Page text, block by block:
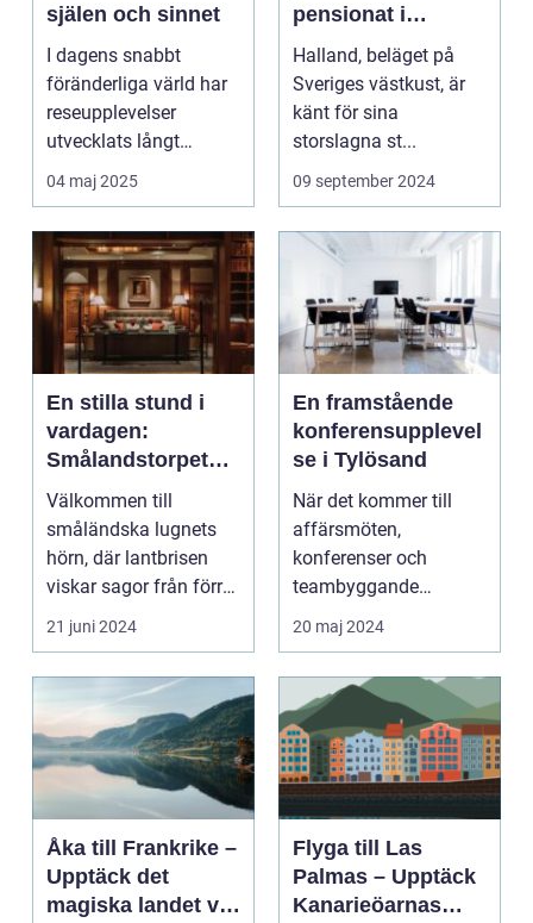
själen och sinnet
I dagens snabbt
föränderliga värld har
reseupplevelser
utvecklats långt
bortom ...
04 maj 2025
pensionat i
Halland
Halland, beläget på
Sveriges västkust, är
känt för sina
storslagna st...
09 september 2024
En stilla stund i
vardagen:
Smålandstorpet
Lanthotell
Välkommen till
småländska lugnets
hörn, där lantbrisen
viskar sagor från förr
och nutidens stilla gå...
21 juni 2024
En framstående
konferensupplevel
se i Tylösand
När det kommer till
affärsmöten,
konferenser och
teambyggande
reträtter, är...
20 maj 2024
Åka till Frankrike –
Upptäck det
magiska landet vid
Flyga till Las
Palmas – Upptäck
Kanarieöarnas